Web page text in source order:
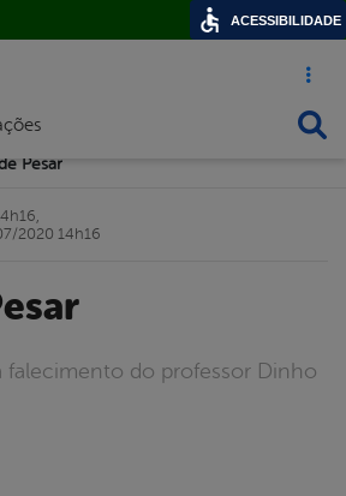
Acesso
navegação
Pesar
2020 14h16
ACESSIBILIDADE